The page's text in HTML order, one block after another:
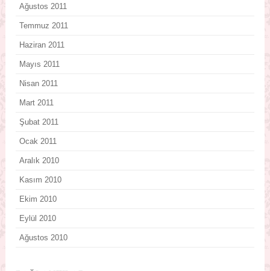
Ağustos 2011
Temmuz 2011
Haziran 2011
Mayıs 2011
Nisan 2011
Mart 2011
Şubat 2011
Ocak 2011
Aralık 2010
Kasım 2010
Ekim 2010
Eylül 2010
Ağustos 2010